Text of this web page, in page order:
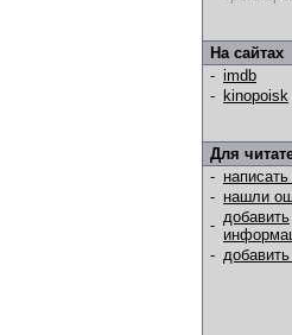
На сайтах
- imdb
- kinopoisk
Для
-
- нашли
- добавить
-